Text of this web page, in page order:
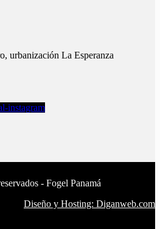
urbanización La Esperanza
instagram
- Fogel Panamá
Diseño y Hosting: Diganweb.com